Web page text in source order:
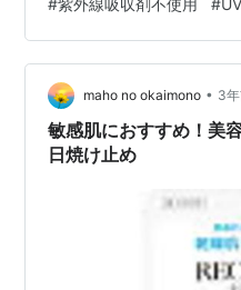
ォンは甘さ控えめでとって
顔を見せると、いつもニ
で癒されます。 病状は改
一退ですが、今日は膝の調
ない程度で活動。 いいこ
maho no okaimono • 3
敏感肌におすすめ！美
日焼け止め